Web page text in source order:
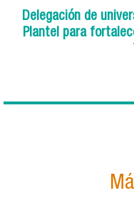
Delegación de
Plantel para